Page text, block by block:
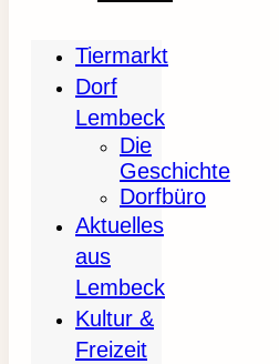
Tiermarkt
Dorf
Lembeck
Die
Geschichte
Dorfbüro
Aktuelles
aus
Lembeck
Kultur &
Freizeit